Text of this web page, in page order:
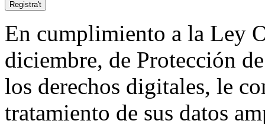
En cumplimiento a la Ley
diciembre, de Protección
los derechos digitales, le
tratamiento de sus datos